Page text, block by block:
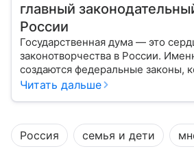
главный
России
Государственная дума — это
законотворчества в России.
создаются федеральные законы,
жизни каждого гражданина: от
Читать дальше
Россия семья и дети